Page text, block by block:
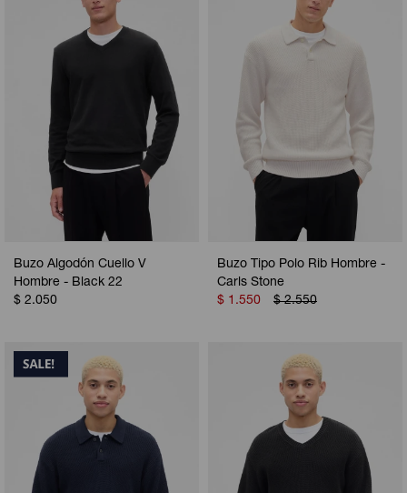
Buzo Algodón Cuello V
Hombre - Black 22
$ 2.050
Buzo Tipo Polo Rib Hombre -
Carls Stone
$ 1.550 $ 2.550